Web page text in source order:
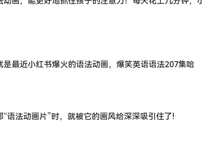
是最近小红书爆火的语法动画，爆笑英语语法207集哈
“语法动画片”时，就被它的画风给深深吸引住了!